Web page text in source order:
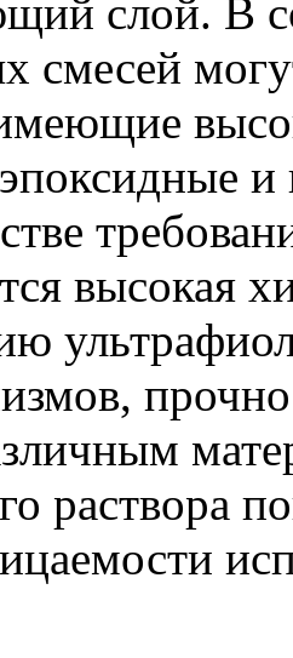
слой. В
смесей
высокая
раствора